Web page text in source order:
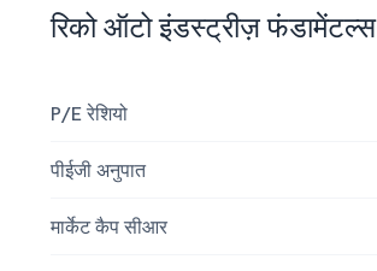
रिको ऑटो इंडस्ट्रीज़ फंडामेंटल्स
P/E रेशियो
पीईजी अनुपात
मार्केट कैप सीआर